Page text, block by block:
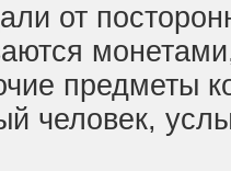
от
предметы
человек,